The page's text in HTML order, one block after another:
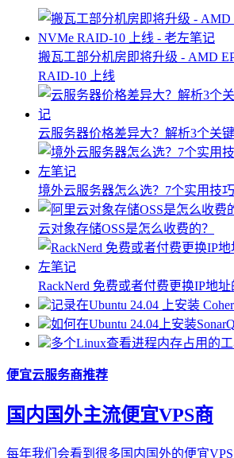
搬瓦工部分机房即将升级 - AMD
RAID-10 上线
云服务器价格差异大？解析3个关
境外云服务器怎么选？7个实用技
云对象存储OSS是怎么收费的？
RackNerd 免费或者付费更换IP地
记录在Ubuntu 24.04 上安装
如何在Ubuntu 24.04上安装
多个Linux查看进程内存占用的
便宜云服务商推荐
国内国外主流便宜VPS商
每年我们会看到很多国内国外的便宜